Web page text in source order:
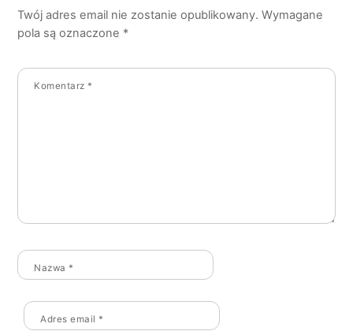
Twój adres email nie zostanie opublikowany. Wymagane
pola są oznaczone *
Komentarz *
Nazwa *
Adres email *